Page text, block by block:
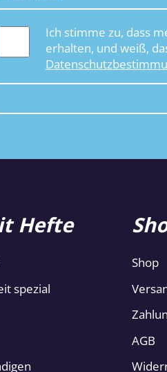
Ich stimme zu, dass
erhalten, und weiß,
Hefte
spezial
Shop
AGB